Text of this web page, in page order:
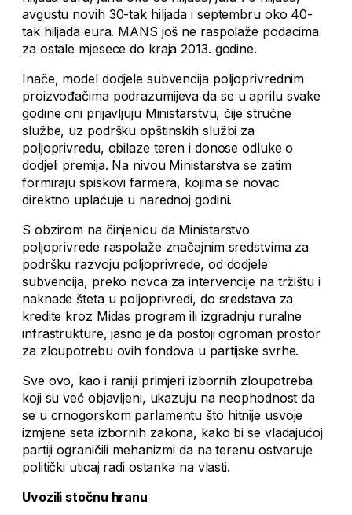
avgustu novih 30-tak hiljada i septembru oko 40-
tak hiljada eura. MANS još ne raspolaže podacima
za ostale mjesece do kraja 2013. godine.
Inače, model dodjele subvencija poljoprivrednim
proizvođačima podrazumijeva da se u aprilu svake
godine oni prijavljuju Ministarstvu, čije stručne
službe, uz podršku opštinskih službi za
poljoprivredu, obilaze teren i donose odluke o
dodjeli premija. Na nivou Ministarstva se zatim
formiraju spiskovi farmera, kojima se novac
direktno uplaćuje u narednoj godini.
S obzirom na činjenicu da Ministarstvo
poljoprivrede raspolaže značajnim sredstvima za
podršku razvoju poljoprivrede, od dodjele
subvencija, preko novca za intervencije na tržištu i
naknade šteta u poljoprivredi, do sredstava za
kredite kroz Midas program ili izgradnju ruralne
infrastrukture, jasno je da postoji ogroman prostor
za zloupotrebu ovih fondova u partijske svrhe.
Sve ovo, kao i raniji primjeri izbornih zloupotreba
koji su već objavljeni, ukazuju na neophodnost da
se u crnogorskom parlamentu što hitnije usvoje
izmjene seta izbornih zakona, kako bi se vladajućoj
partiji ograničili mehanizmi da na terenu ostvaruje
politički uticaj radi ostanka na vlasti.
Uvozili stočnu hranu